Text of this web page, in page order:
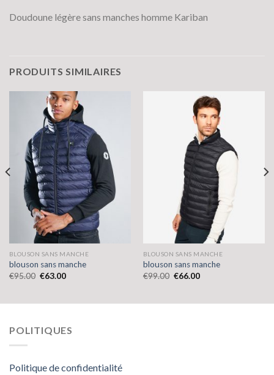
Doudoune légère sans manches homme Kariban
PRODUITS SIMILAIRES
BLOUSON SANS MANCHE
blouson sans manche
€95.00 €63.00
BLOUSON SANS MANCHE
blouson sans manche
€99.00 €66.00
POLITIQUES
Politique de confidentialité